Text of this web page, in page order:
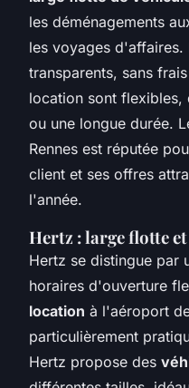
les déménagements
les voyages d'affaires.
transparents, sans
location sont flexibles,
ou une longue durée.
Rennes est réputée
client et ses offres
l'année.
Hertz : large flotte
Hertz se distingue par
horaires d'ouverture
location à l'aéroport
particulièrement
Hertz propose des